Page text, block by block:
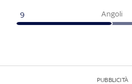
Angoli
9
PUBBLICITÀ